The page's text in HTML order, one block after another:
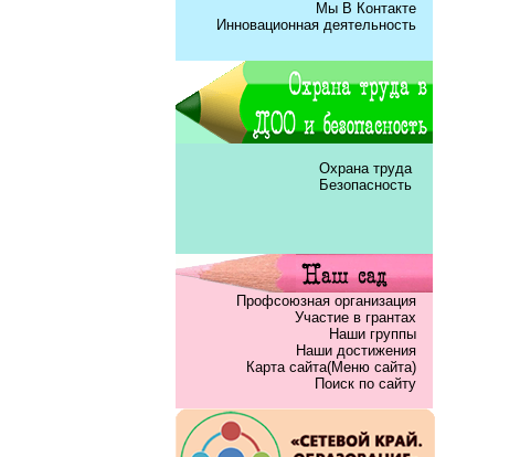
Мы В Контакте
Инновационная деятельность
Охрана труда
Безопасность
Профсоюзная организация
Участие в грантах
Наши группы
Наши достижения
Карта сайта(Меню сайта)
Поиск по сайту